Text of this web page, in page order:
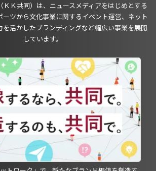
ＫＫ共同）は、ニュースメディアをはじめとする
ーツから文化事業に関するイベント運営、ネット
を活かしたブランディングなど幅広い事業を展開
しています。